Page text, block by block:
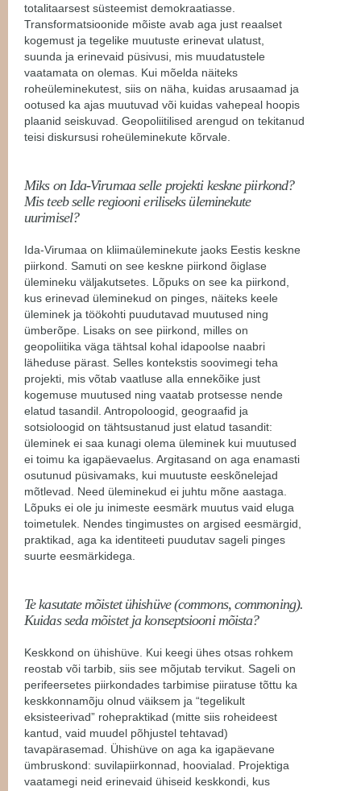
totalitaarsest süsteemist demokraatiasse.
Transformatsioonide mõiste avab aga just reaalset
kogemust ja tegelike muutuste erinevat ulatust,
suunda ja erinevaid püsivusi, mis muudatustele
vaatamata on olemas. Kui mõelda näiteks
roheüleminekutest, siis on näha, kuidas arusaamad ja
ootused ka ajas muutuvad või kuidas vahepeal hoopis
plaanid seiskuvad. Geopoliitilised arengud on tekitanud
teisi diskursusi roheüleminekute kõrvale.
Miks on Ida-Virumaa selle projekti keskne piirkond?
Mis teeb selle regiooni eriliseks üleminekute
uurimisel?
Ida-Virumaa on kliimaüleminekute jaoks Eestis keskne
piirkond. Samuti on see keskne piirkond õiglase
ülemineku väljakutsetes. Lõpuks on see ka piirkond,
kus erinevad üleminekud on pinges, näiteks keele
üleminek ja töökohti puudutavad muutused ning
ümberõpe. Lisaks on see piirkond, milles on
geopoliitika väga tähtsal kohal idapoolse naabri
läheduse pärast. Selles kontekstis soovimegi teha
projekti, mis võtab vaatluse alla ennekõike just
kogemuse muutused ning vaatab protsesse nende
elatud tasandil. Antropoloogid, geograafid ja
sotsioloogid on tähtsustanud just elatud tasandit:
üleminek ei saa kunagi olema üleminek kui muutused
ei toimu ka igapäevaelus. Argitasand on aga enamasti
osutunud püsivamaks, kui muutuste eeskõnelejad
mõtlevad. Need üleminekud ei juhtu mõne aastaga.
Lõpuks ei ole ju inimeste eesmärk muutus vaid eluga
toimetulek. Nendes tingimustes on argised eesmärgid,
praktikad, aga ka identiteeti puudutav sageli pinges
suurte eesmärkidega.
Te kasutate mõistet ühishüve (commons, commoning).
Kuidas seda mõistet ja konseptsiooni mõista?
Keskkond on ühishüve. Kui keegi ühes otsas rohkem
reostab või tarbib, siis see mõjutab tervikut. Sageli on
perifeersetes piirkondades tarbimise piiratuse tõttu ka
keskkonnamõju olnud väiksem ja “tegelikult
eksisteerivad” rohepraktikad (mitte siis roheideest
kantud, vaid muudel põhjustel tehtavad)
tavapärasemad. Ühishüve on aga ka igapäevane
ümbruskond: suvilapiirkonnad, hoovialad. Projektiga
vaatamegi neid erinevaid ühiseid keskkondi, kus